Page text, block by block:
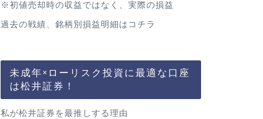
※初値売却時の収益ではなく、実際の損益
過去の戦績、銘柄別損益明細は コチラ
未成年×ローリスク投資に最適な口座
は松井証券！
私が松井証券を最推しする理由